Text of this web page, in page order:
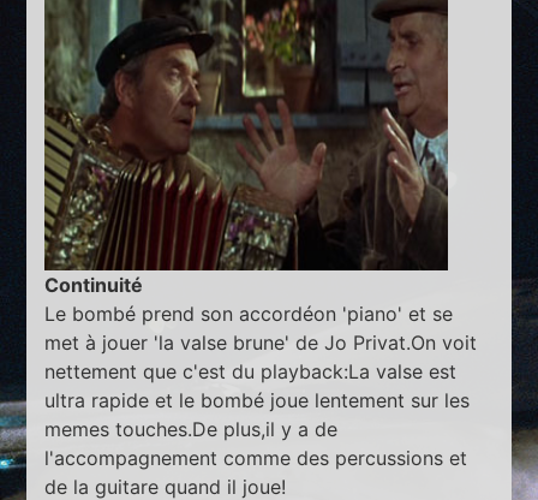
Continuité
Le bombé prend son accordéon 'piano' et se
met à jouer 'la valse brune' de Jo Privat.On voit
nettement que c'est du playback:La valse est
ultra rapide et le bombé joue lentement sur les
memes touches.De plus,il y a de
l'accompagnement comme des percussions et
de la guitare quand il joue!